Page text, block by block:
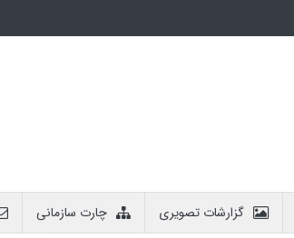
گزارشات تصویری چارت سازمانی